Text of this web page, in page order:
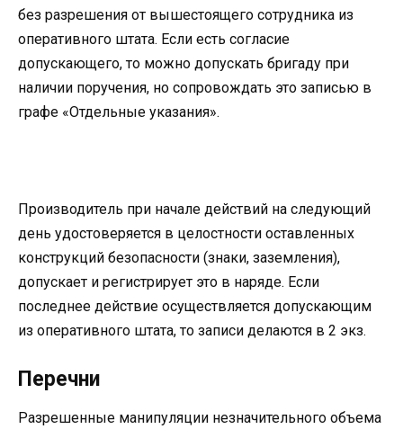
без разрешения от вышестоящего сотрудника из
оперативного штата. Если есть согласие
допускающего, то можно допускать бригаду при
наличии поручения, но сопровождать это записью в
графе «Отдельные указания».
Производитель при начале действий на следующий
день удостоверяется в целостности оставленных
конструкций безопасности (знаки, заземления),
допускает и регистрирует это в наряде. Если
последнее действие осуществляется допускающим
из оперативного штата, то записи делаются в 2 экз.
Перечни
Разрешенные манипуляции незначительного объема